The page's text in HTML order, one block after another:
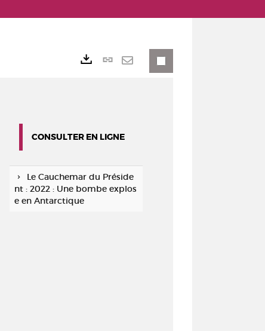
Lien
CONSULTER EN LIGNE
Le Cauchemar du Préside
nt : 2022 : Une bombe explos
e en Antarctique